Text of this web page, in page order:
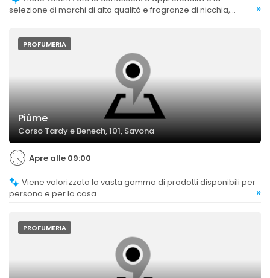
selezione di marchi di alta qualità e fragranze di nicchia,
»
PROFUMERIA
Piùme
Corso Tardy e Benech, 101, Savona
Apre alle 09:00
persona e per la casa.
»
PROFUMERIA